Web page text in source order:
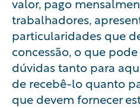
trabalhadores,
particularidades que
concessão, o que
dúvidas tanto para
de recebê-lo quanto
que devem fornecer